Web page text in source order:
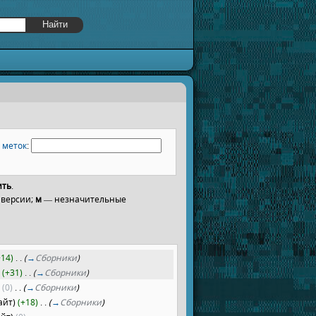
меток:
.
м— незначительные
. . (→Сборники)
(+31) . . (→Сборники)
(0) . . (→Сборники)
(+18) . . (→Сборники)